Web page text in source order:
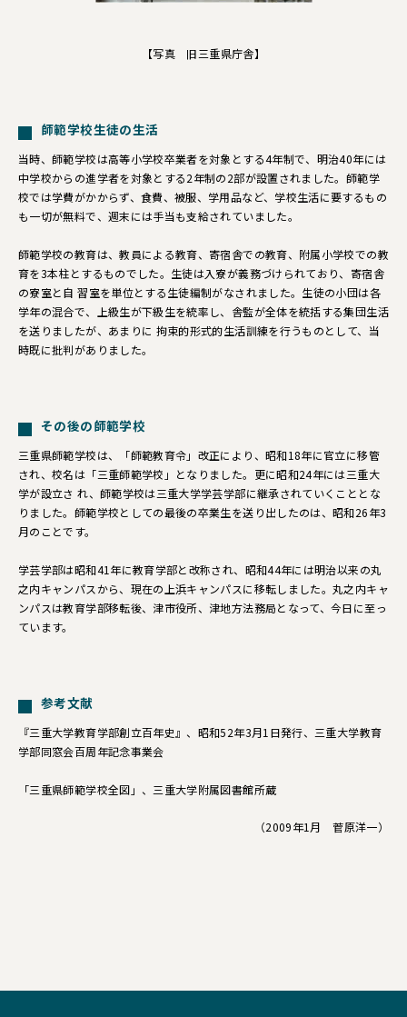
【写真 旧三重県庁舎】
師範学校生徒の生活
当時、師範学校は高等小学校卒業者を対象とする4年制で、明治40年には
中学校からの進学者を対象とする2年制の2部が設置されました。師範学
校では学費がかからず、食費、被服、学用品など、学校生活に要するもの
も一切が無料で、週末には手当も支給されていました。
師範学校の教育は、教員による教育、寄宿舎での教育、附属小学校での教
育を3本柱とするものでした。生徒は入寮が義務づけられており、寄宿舎
の寮室と自 習室を単位とする生徒編制がなされました。生徒の小団は各
学年の混合で、上級生が下級生を統率し、舎監が全体を統括する集団生活
を送りましたが、あまりに 拘束的形式的生活訓練を行うものとして、当
時既に批判がありました。
その後の師範学校
三重県師範学校は、「師範教育令」改正により、昭和18年に官立に移管
され、校名は「三重師範学校」となりました。更に昭和24年には三重大
学が設立さ れ、師範学校は三重大学学芸学部に継承されていくこととな
りました。師範学校としての最後の卒業生を送り出したのは、昭和26年3
月のことです。
学芸学部は昭和41年に教育学部と改称され、昭和44年には明治以来の丸
之内キャンパスから、現在の上浜キャンパスに移転しました。丸之内キャ
ンパスは教育学部移転後、津市役所、津地方法務局となって、今日に至っ
ています。
参考文献
『三重大学教育学部創立百年史』、昭和52年3月1日発行、三重大学教育
学部同窓会百周年記念事業会
「三重県師範学校全図」、三重大学附属図書館所蔵
（2009年1月 菅原洋一）